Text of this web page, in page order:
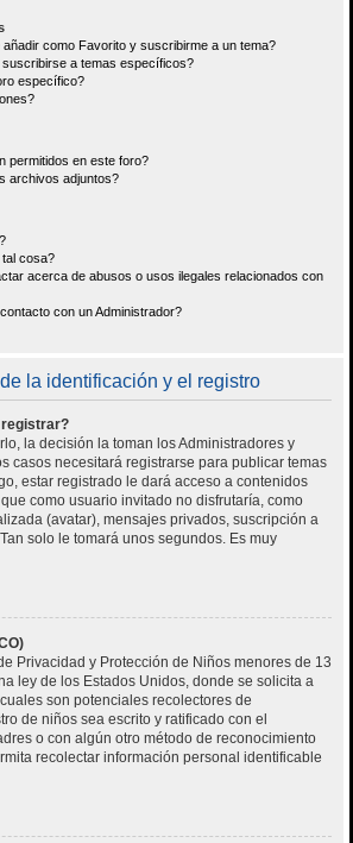
como Favorito y suscribirme a un tema?
a temas específicos?
específico?
permitidos en este foro?
archivos adjuntos?
cosa?
acerca de abusos o usos ilegales relacionados con
con un Administrador?
la identificación y el registro
registrar?
la decisión la toman los Administradores y
casos necesitará registrarse para publicar temas
estar registrado le dará acceso a contenidos
como usuario invitado no disfrutaría, como
(avatar), mensajes privados, suscripción a
solo le tomará unos segundos. Es muy
Privacidad y Protección de Niños menores de 13
ley de los Estados Unidos, donde se solicita a
son potenciales recolectores de
de niños sea escrito y ratificado con el
o con algún otro método de reconocimiento
recolectar información personal identificable